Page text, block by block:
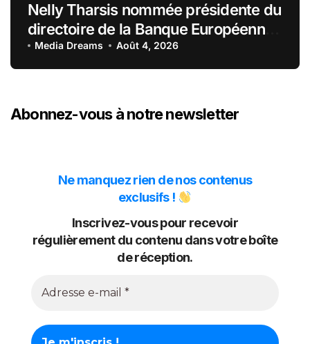
Nelly Tharsis nommée présidente du
directoire de la Banque Européenne
du Crédit Mutuel
Media Dreams Août 4, 2026
Abonnez-vous à notre newsletter
Ne manquez rien de nos contenus
exclusifs !
Inscrivez-vous pour recevoir
régulièrement du contenu dans votre boîte
de réception.